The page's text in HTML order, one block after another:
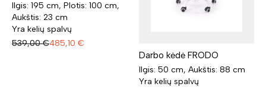
Ilgis: 195 cm, Plotis: 100 cm,
Aukštis: 23 cm
Yra kelių spalvų
539,00 €485,10 €
Darbo kėdė FRODO
Ilgis: 50 cm, Aukštis: 88 cm
Yra kelių spalvų